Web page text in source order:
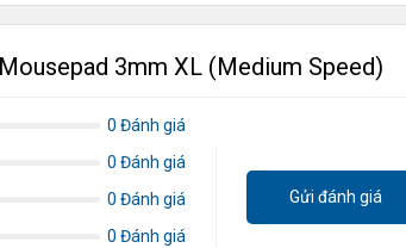
3mm XL (Medium Speed)
0 Đánh giá
0 Đánh giá
0 Đánh giá
0 Đánh giá
Gửi đánh giá